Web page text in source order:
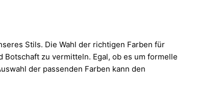
Stils. Die Wahl der richtigen Farben für
zu vermitteln. Egal, ob es um formelle
der passenden Farben kann den